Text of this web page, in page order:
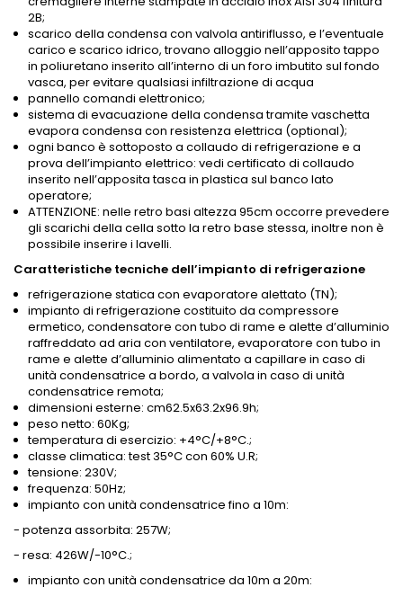
2B;
scarico della condensa con valvola antiriflusso, e l’eventuale
carico e scarico idrico, trovano alloggio nell’apposito tappo
in poliuretano inserito all’interno di un foro imbutito sul fondo
vasca, per evitare qualsiasi infiltrazione di acqua
pannello comandi elettronico;
sistema di evacuazione della condensa tramite vaschetta
evapora condensa con resistenza elettrica (optional);
ogni banco è sottoposto a collaudo di refrigerazione e a
prova dell’impianto elettrico: vedi certificato di collaudo
inserito nell’apposita tasca in plastica sul banco lato
operatore;
ATTENZIONE: nelle retro basi altezza 95cm occorre prevedere
gli scarichi della cella sotto la retro base stessa, inoltre non è
possibile inserire i lavelli.
Caratteristiche tecniche dell’impianto di refrigerazione
refrigerazione statica con evaporatore alettato (TN);
impianto di refrigerazione costituito da compressore
ermetico, condensatore con tubo di rame e alette d’alluminio
raffreddato ad aria con ventilatore, evaporatore con tubo in
rame e alette d’alluminio alimentato a capillare in caso di
unità condensatrice a bordo, a valvola in caso di unità
condensatrice remota;
dimensioni esterne: cm62.5x63.2x96.9h;
peso netto: 60Kg;
temperatura di esercizio: +4°C/+8°C.;
classe climatica: test 35°C con 60% U.R;
tensione: 230V;
frequenza: 50Hz;
impianto con unità condensatrice fino a 10m:
- potenza assorbita: 257W;
- resa: 426W/-10°C.;
impianto con unità condensatrice da 10m a 20m: